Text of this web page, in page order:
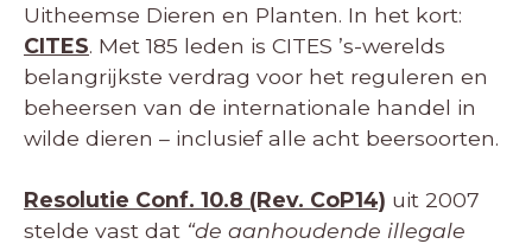
Uitheemse Dieren en Planten. In het kort:
CITES. Met 185 leden is CITES ’s-werelds
belangrijkste verdrag voor het reguleren en
beheersen van de internationale handel in
wilde dieren – inclusief alle acht beer­soorten.
Resolutie Conf. 10.8 (Rev. CoP14) uit 2007
stelde vast dat “de aanhoudende illegale